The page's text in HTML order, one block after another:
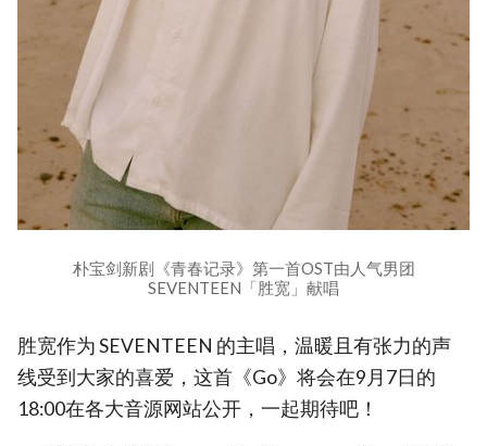
朴宝剑新剧《青春记录》第一首OST由人气男团
SEVENTEEN「胜宽」献唱
胜宽作为 SEVENTEEN 的主唱，温暖且有张力的声
线受到大家的喜爱，这首《Go》将会在9月7日的
18:00在各大音源网站公开，一起期待吧！